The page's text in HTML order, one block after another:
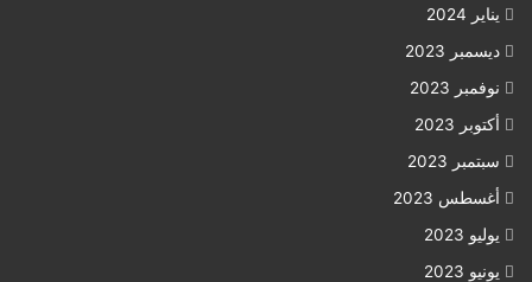
يناير 2024
ديسمبر 2023
نوفمبر 2023
أكتوبر 2023
سبتمبر 2023
أغسطس 2023
يوليو 2023
يونيو 2023